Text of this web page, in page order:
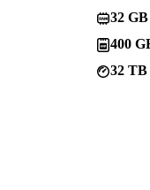
32 GB
400
32 TB